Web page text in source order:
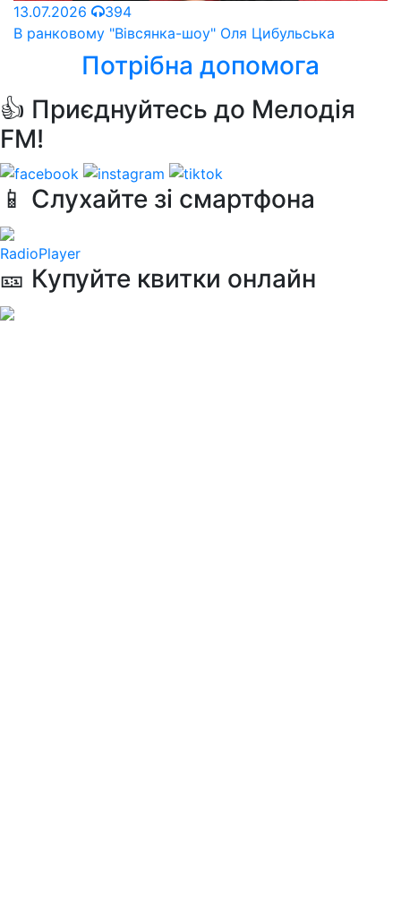
13.07.2026
394
В ранковому "Вівсянка-шоу" Оля Цибульська
Потрібна допомога
👍 Приєднуйтесь до Мелодія
FM!
📱 Слухайте зі смартфона
RadioPlayer
🎫 Купуйте квитки онлайн